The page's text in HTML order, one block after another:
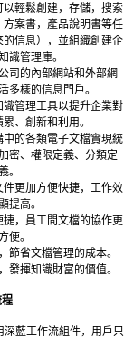
輕鬆創建，存儲，搜索
案書，產品說明書等任
信息），並組織創建企
識管理庫。
司的內部網站和外部網
多樣的信息門戶。
管理工具以提升企業對
、創新和利用。
的各類電子文檔實現統
密、權限定義、分類定
。
更加方便快捷，工作效
提高。
，員工間文檔的協作更
便。
節省文檔管理的成本。
發揮知識財富的價值。
藍工作流組件，用戶只